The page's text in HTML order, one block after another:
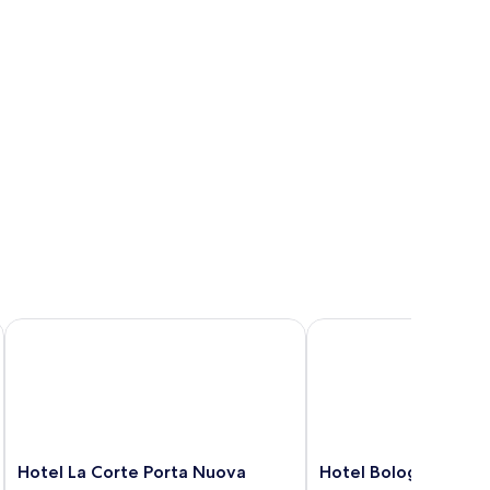
Hotel
Hotel La Corte Porta Nuova
Hotel La Corte Porta Nuova
Hotel
Hotel Bologna
Hotel Bologna